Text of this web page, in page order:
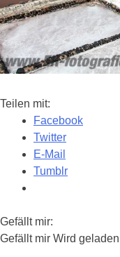
Teilen mit:
Facebook
Twitter
E-Mail
Tumblr
Gefällt mir:
Gefällt mir Wird